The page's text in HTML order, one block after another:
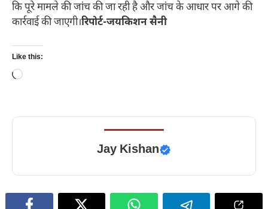
कि पूरे मामले की जांच की जा रही है और जांच के आधार पर आगे की
कार्रवाई की जाएगी।रिपोर्ट-जयकिशन सैनी
Like this:
Loading…
Jay Kishan